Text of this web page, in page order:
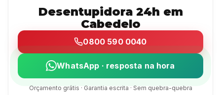
Desentupidora 24h em
Cabedelo
0800 590 0040
WhatsApp · resposta na hora
Orçamento grátis · Garantia escrita · Sem quebra-quebra